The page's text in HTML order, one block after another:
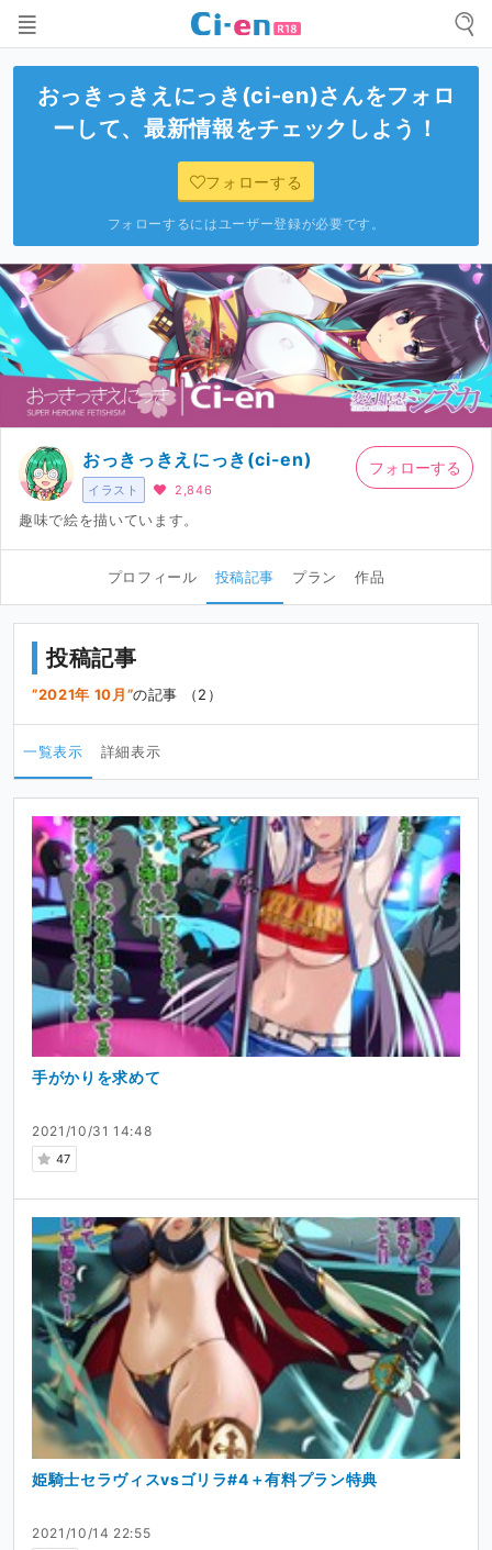
おっきっきえにっき(ci-en)さんをフォロ
ーして、最新情報をチェックしよう！
フォローする
フォローするにはユーザー登録が必要です。
イラスト
おっきっきえにっき(ci-en)
2,846
趣味で絵を描いています。
フォローする
プロフィール 投稿記事 プラン 作品
投稿記事
2021年 10月 の記事 （2）
一覧表示 詳細表示
2021/10/31 14:48
47
手がかりを求めて
2021/10/14 22:55
姫騎士セラヴィスvsゴリラ#4＋有料プラン特典